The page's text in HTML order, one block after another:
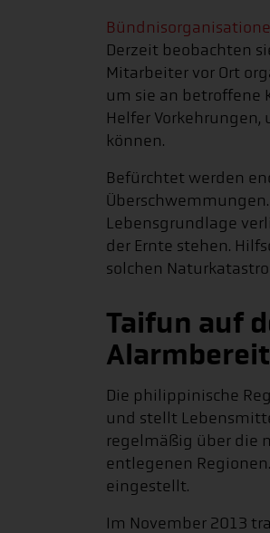
Derzeit beobachten
Mitarbeiter vor Ort
um sie an betroffene
Helfer
können.
Befürchtet werden
Lebensgrundlage
der Ernte stehen.
solchen
Taifun auf
Die philippinische
und stellt
regelmäßig über die
entlegenen
eingestellt.
Im November 2013